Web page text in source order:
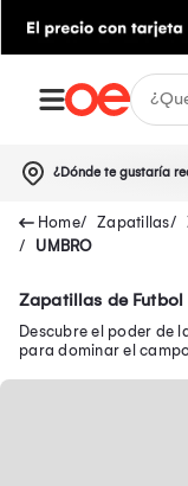
¿Dónde te gustaría
Zapatillas
UMBRO
Zapatillas de Futbol
Descubre el poder de
para dominar el